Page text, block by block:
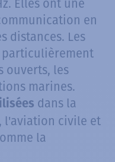
Elles ont une
en
distances. Les
particulièrement
ouverts, les
marines.
dans la
l'aviation civile et
la